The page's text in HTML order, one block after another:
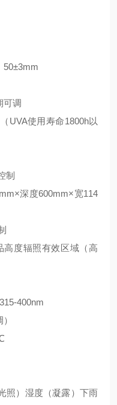
50±3mm
可调
UVA使用寿命1800h以
制
深度600mm×宽114
高度辐照有效区域（高
400nm
照）湿度（凝露）下雨